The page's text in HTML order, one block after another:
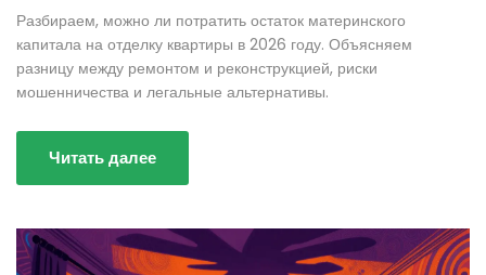
Разбираем, можно ли потратить остаток материнского
капитала на отделку квартиры в 2026 году. Объясняем
разницу между ремонтом и реконструкцией, риски
мошенничества и легальные альтернативы.
Читать далее